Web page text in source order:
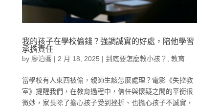
我的孩子在學校偷錢？強調誠實的好處，陪他學習
承擔責任
by 廖泊喬| 2 月 18, 2025 | 到底要怎麼教小孩？ 教育
當學校有人東西被偷，親師生該怎麼處理？電影《失控教
室》提醒我們，在教育過程中，信任與懷疑之間的平衡很
微妙，家長除了擔心孩子受到挫折、也擔心孩子不誠實，